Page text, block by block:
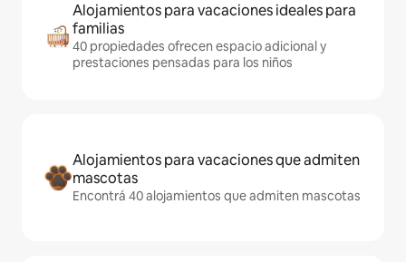
Alojamientos para vacaciones ideales para
familias
40 propiedades ofrecen espacio adicional y
prestaciones pensadas para los niños
Alojamientos para vacaciones que admiten
mascotas
Encontrá 40 alojamientos que admiten mascotas